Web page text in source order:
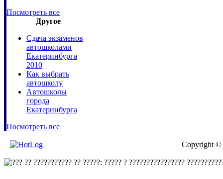
Посмотреть все
Другое
Сдача экзаменов
автошколами
Екатеринбурга
2010
Как выбрать
автошколу
Автошколы
города
Екатеринбурга
Посмотреть все
Copyright ©